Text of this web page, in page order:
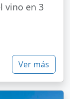
vino en 3
Ver más